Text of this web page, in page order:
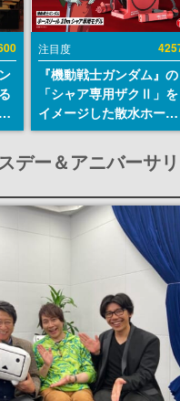
注目度
『機動戦士ガンダム』の
「シャア専用ザクⅡ」を
イメージした散水ホース
リールが予約開始。本体
にはシャアのパーソナル
マークやジオン公国軍の
どを配置
デー＆アニバーサ